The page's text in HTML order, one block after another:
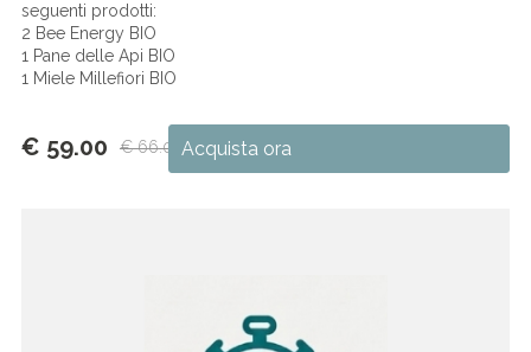
seguenti prodotti:
2 Bee Energy BIO
1 Pane delle Api BIO
1 Miele Millefiori BIO
€ 59.00 € 66.00Acquista ora